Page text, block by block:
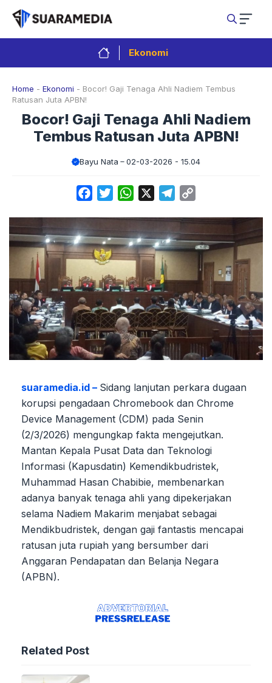
Langsung
isi
Ekonomi
Home - Ekonomi - Bocor! Gaji Tenaga Ahli Nadiem Tembus
Ratusan Juta APBN!
Bocor! Gaji Tenaga Ahli Nadiem
Tembus Ratusan Juta APBN!
Bayu Nata 02-03-2026 - 15.04
FacebookTwitterWhatsApp Telegram
suaramedia.id – Sidang lanjutan perkara dugaan
korupsi pengadaan Chromebook dan Chrome
Device Management (CDM) pada Senin
(2/3/2026) mengungkap fakta mengejutkan.
Mantan Kepala Pusat Data dan Teknologi
Informasi (Kapusdatin) Kemendikbudristek,
Muhammad Hasan Chabibie, membenarkan
adanya banyak tenaga ahli yang dipekerjakan
selama Nadiem Makarim menjabat sebagai
Mendikbudristek, dengan gaji fantastis mencapai
ratusan juta rupiah yang bersumber dari
Anggaran Pendapatan dan Belanja Negara
(APBN).
Related Post